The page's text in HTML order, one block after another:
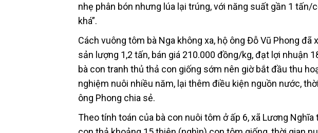
nhẹ phân bón nhưng lúa lại trúng, với năng suất gần 1
khá”.
Cách vuông tôm bà Nga không xa, hộ ông Đỗ Vũ Phong
sản lượng 1,2 tấn, bán giá 210.000 đồng/kg, đạt lợi nhuận
bà con tranh thủ thả con giống sớm nên giờ bắt đầu thu
nghiệm nuôi nhiều năm, lại thêm điều kiện nguồn nước,
ông Phong chia sẻ.
Theo tính toán của bà con nuôi tôm ở ấp 6, xã Lương